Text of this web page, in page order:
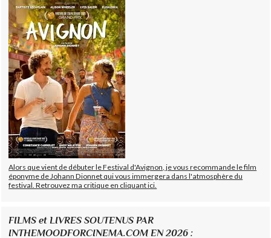
Alors que vient de débuter le Festival d'Avignon, je vous recommande le film
éponyme de Johann Dionnet qui vous immergera dans l'atmosphère du
festival. Retrouvez ma critique en cliquant ici.
FILMS et LIVRES SOUTENUS PAR
INTHEMOODFORCINEMA.COM EN 2026 :